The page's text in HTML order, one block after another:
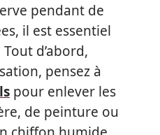
pendant de
il est essentiel
d’abord,
pensez à
pour enlever les
de peinture ou